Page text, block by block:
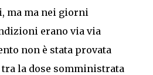
ma ma nei giorni
erano via via
non è stata provata
la dose somministrata